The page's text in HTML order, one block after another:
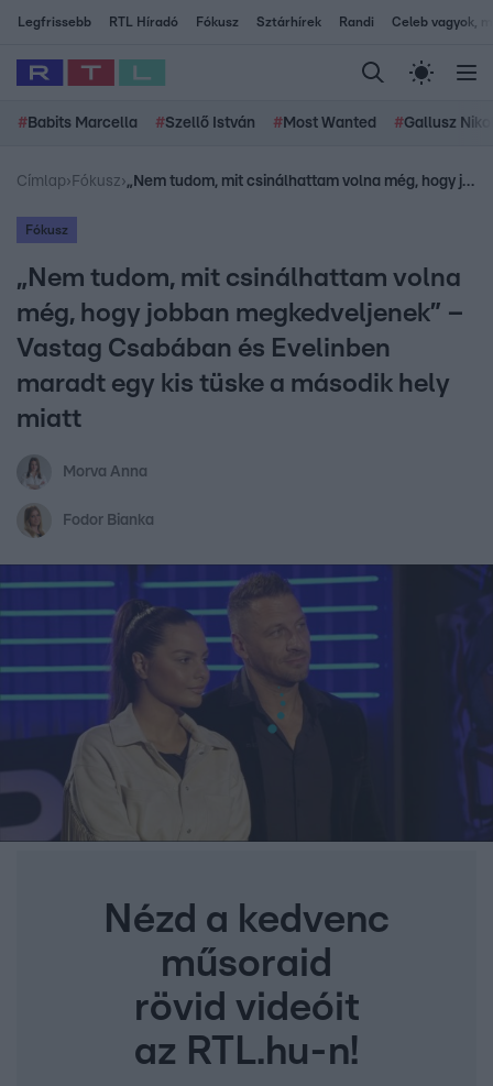
Legfrissebb RTL Híradó Fókusz Sztárhírek Randi Celeb vagyok,
# Babits Marcella #Szellő István # Most Wanted #Gallusz
Címlap› Fókusz› „Nem tudom, mit csinálhattam volna még, hogy jobban megkedveljenek” – Vastag Csabában és Evelinben maradt egy kis tüske a második hely miatt
Fókusz
„Nem tudom, mit csinálhattam volna
még, hogy jobban megkedveljenek” –
Vastag Csabában és Evelinben
maradt egy kis tüske a második hely
miatt
Morva Anna
Fodor Bianka
Nézd a kedvenc
műsoraid
rövid videóit
az RTL.hu-n!